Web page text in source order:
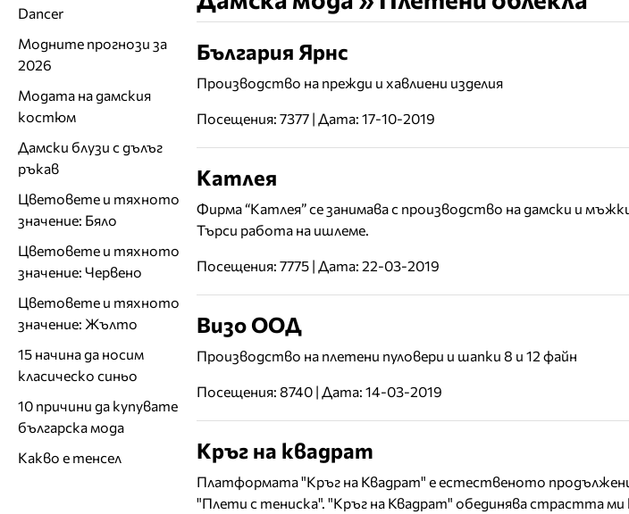
България Ярнс
Производство на прежди и хавлиени изделия
Посещения: 7377 | Дата: 17-10-2019
Катлея
Фирма “Катлея” се занимава с производство на дамски и
Търси работа на ишлеме.
Посещения: 7775 | Дата: 22-03-2019
Визо ООД
Производство на плетени пуловери и шапки 8 и 12 файн
Посещения: 8740 | Дата: 14-03-2019
Кръг на квадрат
Платформата "Кръг на Квадрат" е естественото
"Плети с тениска". "Кръг на Квадрат" обединява страстта
Dancer
Модните прогнози за
2026
Модата на дамския
костюм
Дамски блузи с дълъг
ръкав
Цветовете и тяхното
значение: Бяло
Цветовете и тяхното
значение: Червено
Цветовете и тяхното
значение: Жълто
15 начина да носим
класическо синьо
10 причини да купувате
българска мода
Какво е тенсел